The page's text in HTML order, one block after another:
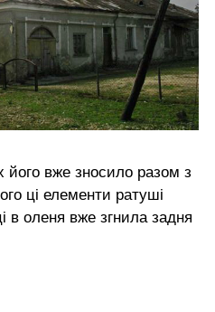
його вже зносило разом з
ці елементи ратуші
в оленя вже згнила задня